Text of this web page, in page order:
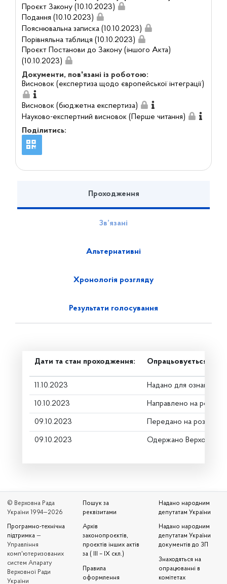
Проєкт Закону (10.10.2023)
Подання (10.10.2023)
Пояснювальна записка (10.10.2023)
Порівняльна таблиця (10.10.2023)
Проєкт Постанови до Закону (іншого Акта)
(10.10.2023)
Документи, пов'язані із роботою:
Висновок (експертиза щодо європейської інтеграції)
Висновок (бюджетна експертиза)
Науково-експертний висновок (Перше читання)
Поділитись:
Проходження
Зв’язані
Альтернативні
Хронологія розгляду
Результати голосування
Дати та стан проходження: Опрацьовується в
11.10.2023 Надано для
10.10.2023 Направлено на
09.10.2023 Передано на розгляд
09.10.2023 Одержано Верховною
© Верховна Рада
України 1994—2026
Програмно-технічна
підтримка —
Управління
комп'ютеризованих
систем Апарату
Верховної Ради
України
Пошук за
реквізитами
Архів
законопроєктів,
проєктів інших актів
за ( III – IX скл.)
Правила
оформлення
Надано народним
депутатам України
Надано народним
депутатам України
документів до ЗП
Знаходяться на
опрацюванні в
комітетах